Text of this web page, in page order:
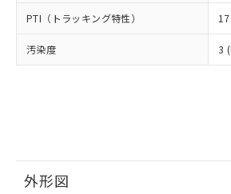
PTI（トラッキング特性）
汚染度 3
外形図
事前の承諾なく第三者に
示しないようお願いします
マイパーツ機能（部品リ
ビス）をご利用いただく
品・サービスに関するお
部品在庫の切り替え状況など
月が前後することがあります。
準値以下であることを示します
「10」：通常の使用状況下に
質が外部に漏えいし、環境に
及ぼさない年数を意味します。
場合は、上記1、2および
該第三者に通知します。ま
販売先および販売に係わ
法に輸出するおそれがあ
り引きをいたしません。
受注生産機種、また
情報を公開していな